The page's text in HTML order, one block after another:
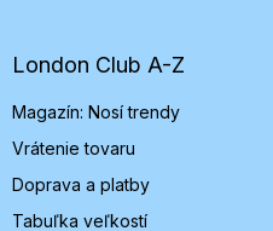
e
London Club A-Z
Magazín: Nosí trendy
Vrátenie tovaru
Doprava a platby
Tabuľka veľkostí